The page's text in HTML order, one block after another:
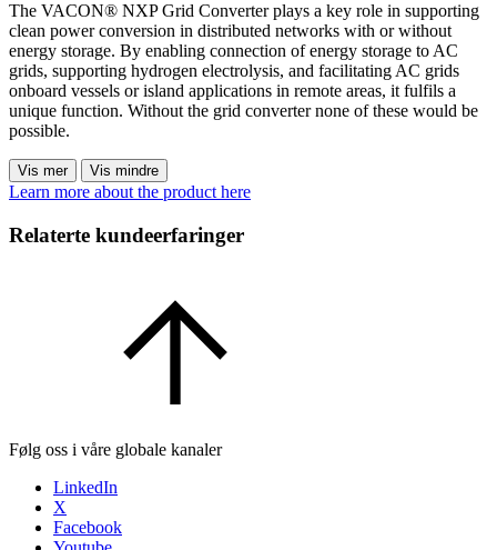
The VACON® NXP Grid Converter plays a key role in supporting
clean power conversion in distributed networks with or without
energy storage. By enabling connection of energy storage to AC
grids, supporting hydrogen electrolysis, and facilitating AC grids
onboard vessels or island applications in remote areas, it fulfils a
unique function. Without the grid converter none of these would be
possible.
Vis mer Vis mindre
Learn more about the product here
Relaterte kundeerfaringer
Følg oss i våre globale kanaler
LinkedIn
X
Facebook